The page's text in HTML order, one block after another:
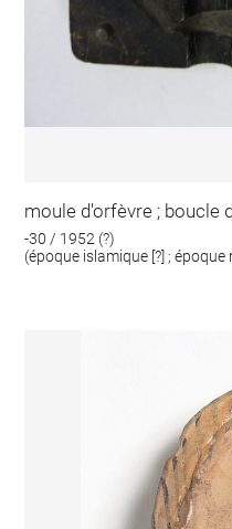
moule d'orfèvre ; boucle
-30 / 1952 (?)
(époque islamique [?] ; époque